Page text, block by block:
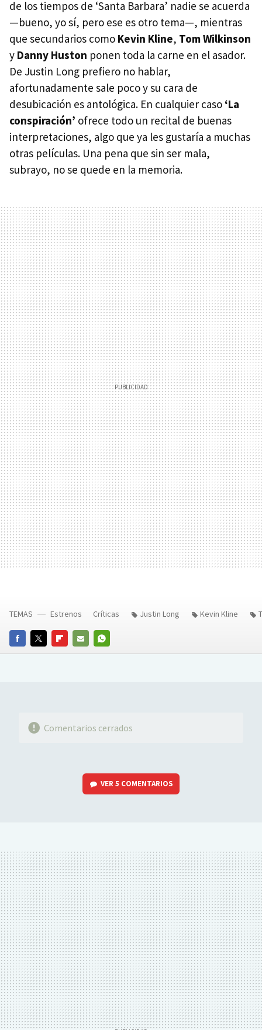
de los tiempos de ‘Santa Barbara’ nadie se acuerda
—bueno, yo sí, pero ese es otro tema—, mientras
que secundarios como Kevin Kline, Tom Wilkinson
y Danny Huston ponen toda la carne en el asador.
De Justin Long prefiero no hablar,
afortunadamente sale poco y su cara de
desubicación es antológica. En cualquier caso ‘La
conspiración’ ofrece todo un recital de buenas
interpretaciones, algo que ya les gustaría a muchas
otras películas. Una pena que sin ser mala,
subrayo, no se quede en la memoria.
FACEBOOKTWITTERFLIPBOARD
E-
WHATSAPP
TEMAS Estrenos Críticas Justin Long Kevin Kline
Comentarios cerrados
VER5 COMENTARIOS